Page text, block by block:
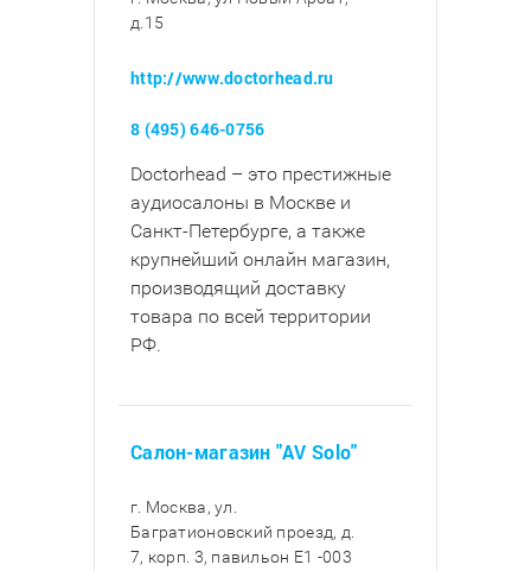
д.15
http://www.doctorhead.ru
8 (495) 646-0756
Doctorhead – это престижные
аудиосалоны в Москве и
Санкт-Петербурге, а также
крупнейший онлайн магазин,
производящий доставку
товара по всей территории
РФ.
Салон-магазин "AV Solo"
г. Москва, ул.
Багратионовский проезд, д.
7, корп. 3, павильон E1 -003